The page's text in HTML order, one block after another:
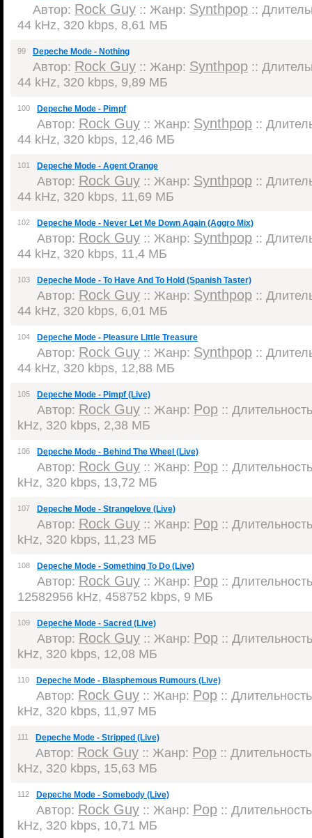
Автор: Rock Guy :: Жанр: Synthpop ::
44 kHz, 320 kbps, 8,61 МБ
99 Depeche Mode - Nothing
Автор: Rock Guy :: Жанр: Synthpop ::
44 kHz, 320 kbps, 9,89 МБ
100 Depeche Mode - Pimpf
Автор: Rock Guy :: Жанр: Synthpop ::
44 kHz, 320 kbps, 12,46 МБ
101 Depeche Mode - Agent Orange
Автор: Rock Guy :: Жанр: Synthpop ::
44 kHz, 320 kbps, 11,69 МБ
102 Depeche Mode - Never Let Me Down Again (Aggro Mix)
Автор: Rock Guy :: Жанр: Synthpop ::
44 kHz, 320 kbps, 11,4 МБ
103 Depeche Mode - To Have And To Hold (Spanish Taster)
Автор: Rock Guy :: Жанр: Synthpop ::
44 kHz, 320 kbps, 6,01 МБ
104 Depeche Mode - Pleasure Little Treasure
Автор: Rock Guy :: Жанр: Synthpop ::
44 kHz, 320 kbps, 12,88 МБ
105 Depeche Mode - Pimpf (Live)
Автор: Rock Guy :: Жанр: Pop ::
kHz, 320 kbps, 2,38 МБ
106 Depeche Mode - Behind The Wheel (Live)
Автор: Rock Guy :: Жанр: Pop ::
kHz, 320 kbps, 13,72 МБ
107 Depeche Mode - Strangelove (Live)
Автор: Rock Guy :: Жанр: Pop ::
kHz, 320 kbps, 11,23 МБ
108 Depeche Mode - Something To Do (Live)
Автор: Rock Guy :: Жанр: Pop ::
12582956 kHz, 458752 kbps, 9 МБ
109 Depeche Mode - Sacred (Live)
Автор: Rock Guy :: Жанр: Pop ::
kHz, 320 kbps, 12,08 МБ
110 Depeche Mode - Blasphemous Rumours (Live)
Автор: Rock Guy :: Жанр: Pop ::
kHz, 320 kbps, 11,97 МБ
111 Depeche Mode - Stripped (Live)
Автор: Rock Guy :: Жанр: Pop ::
kHz, 320 kbps, 15,63 МБ
112 Depeche Mode - Somebody (Live)
Автор: Rock Guy :: Жанр: Pop ::
kHz, 320 kbps, 10,71 МБ